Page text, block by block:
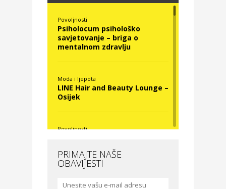
Povoljnosti
Psiholocum psihološko
savjetovanje – briga o
mentalnom zdravlju
Moda i ljepota
LINE Hair and Beauty Lounge –
Osijek
Povoljnosti
Moda i ljepota
PRIMAJTE NAŠE
OBAVIJESTI